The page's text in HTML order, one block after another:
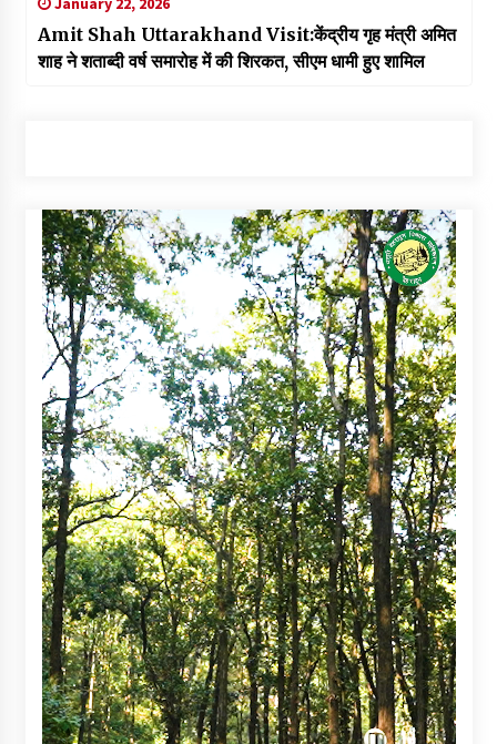
Amit Shah Uttarakhand Visit:केंद्रीय गृह मंत्री अमित
शाह ने शताब्दी वर्ष समारोह में की शिरकत, सीएम धामी हुए शामिल